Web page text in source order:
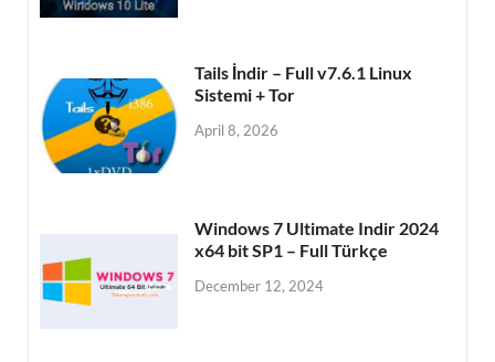
Tails İndir – Full v7.6.1 Linux
Sistemi + Tor
April 8, 2026
Windows 7 Ultimate Indir 2024
x64 bit SP1 – Full Türkçe
December 12, 2024